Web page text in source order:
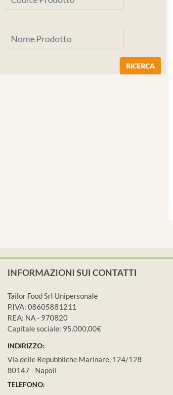
INFORMAZIONI SUI CONTATTI
Tailor Food Srl Unipersonale
P.IVA: 08605881211
REA: NA - 970820
Capitale sociale: 95.000,00€
INDIRIZZO:
Via delle Repubbliche Marinare, 124/128
80147 - Napoli
TELEFONO: